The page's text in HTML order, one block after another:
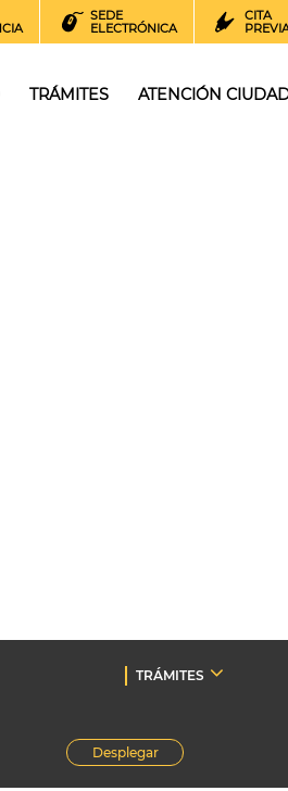
SEDE
ELECTRÓNICA
CITA
TRÁMITES ATENCIÓN
TRÁMITES
Desplegar